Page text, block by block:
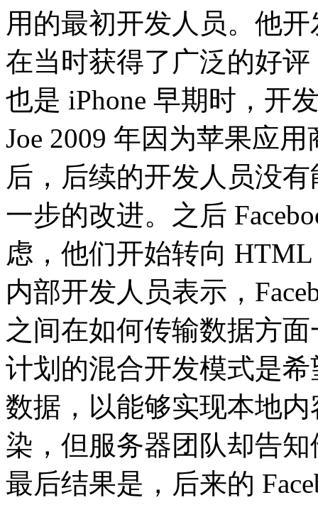
用的最初开发人员。他开
在当时获得了广泛的好
也是 iPhone 早期时，开
Joe 2009 年因为苹果应
后，后续的开发人员没
一步的改进。之后
虑，他们开始转向
内部开发人员表示，
之间在如何传输数据方
计划的混合开发模式是
数据，以能够实现本地
染，但服务器团队却告
最后结果是，后来的